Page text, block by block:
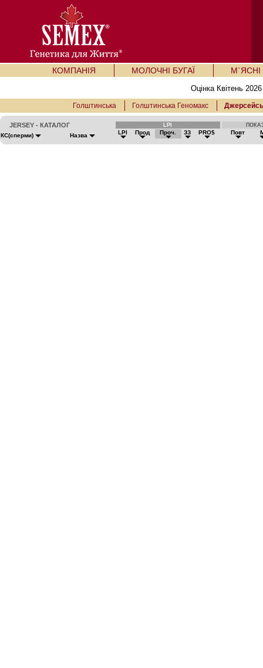
КОМПАНІЯ МОЛОЧНІ БУГАЇ М`ЯСНІ
Оцінка Квітень
Голштинська Голштинська Геномакс
JERSEY - КАТАЛОГ LPI
КС(сперми) Назва LPI Прод Проч. ЗЗ PRO$ Повт